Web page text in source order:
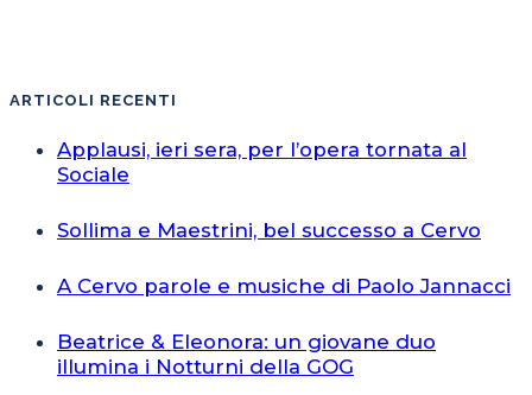
ARTICOLI RECENTI
Applausi, ieri sera, per l’opera tornata al
Sociale
Sollima e Maestrini, bel successo a Cervo
A Cervo parole e musiche di Paolo Jannacci
Beatrice & Eleonora: un giovane duo
illumina i Notturni della GOG